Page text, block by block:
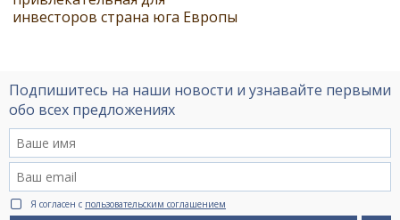
инвесторов страна юга Европы
Подпишитесь на наши новости и узнавайте первыми
обо всех предложениях
Я согласен с пользовательским соглашением